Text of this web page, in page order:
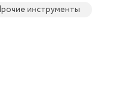
инструменты